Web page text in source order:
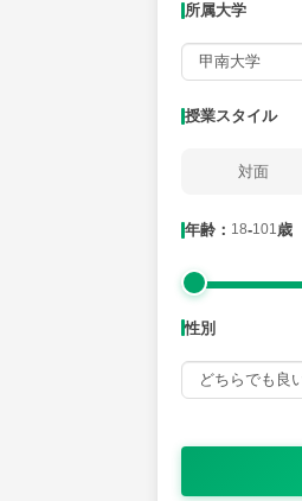
所属大学
授業スタイル
対面
年齢： 18-101歳
性別
火曜日
所属大学